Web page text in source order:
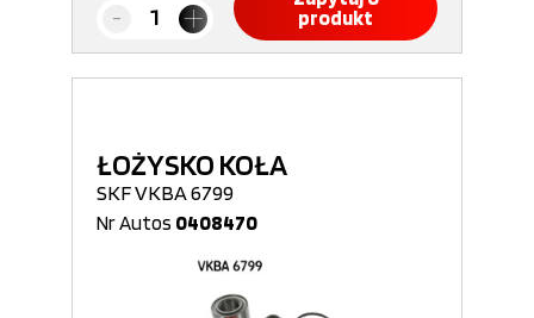
produkt
ŁOŻYSKO KOŁA
SKF VKBA 6799
Nr Autos 0408470